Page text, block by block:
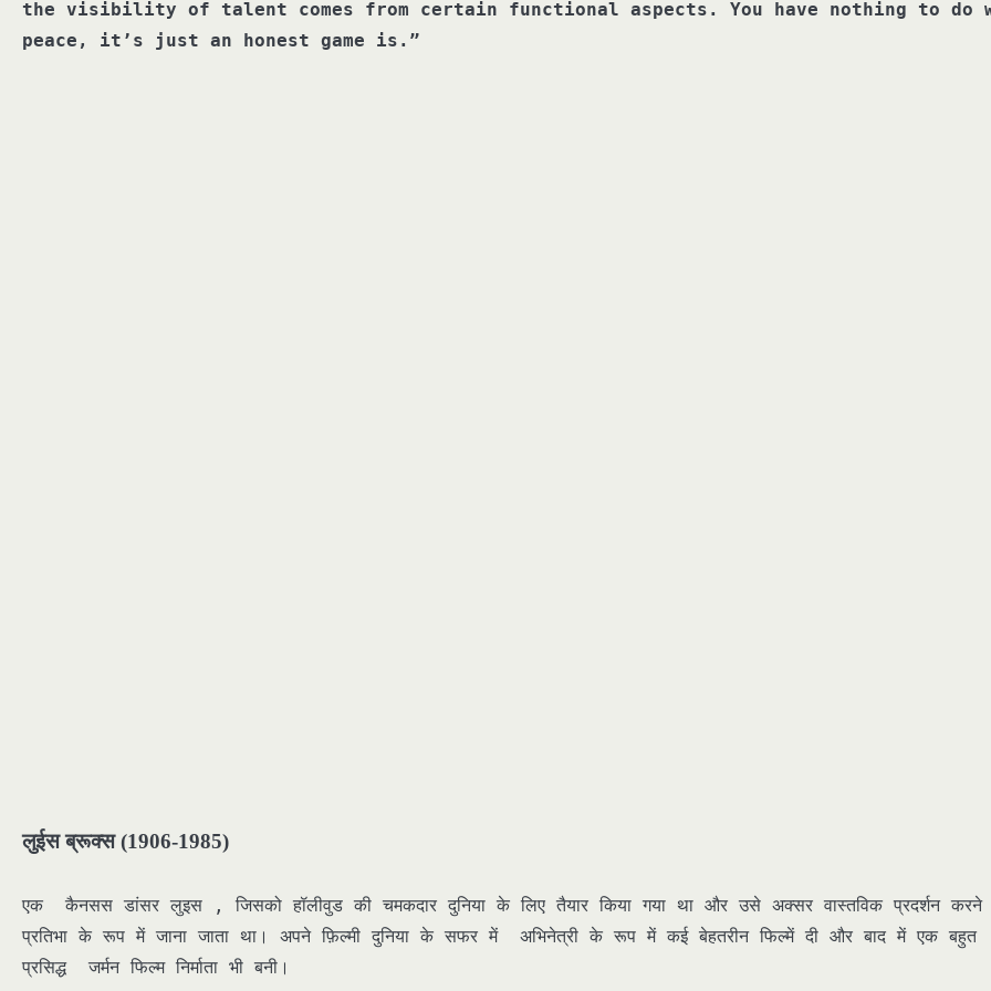
the visibility of talent comes from certain functional aspects. You have nothing to do
peace, it’s just an honest game is.”
लुईस ब्रूक्स (1906-1985)
एक कैनसस डांसर लुइस , जिसको हॉलीवुड की चमकदार दुनिया के लिए तैयार किया गया था और उसे अक्सर वास्तविक प्रदर्शन करने
प्रतिभा के रूप में जाना जाता था। अपने फ़िल्मी दुनिया के सफर में अभिनेत्री के रूप में कई बेहतरीन फिल्में दी और बाद में एक बहुत
प्रसिद्ध जर्मन फिल्म निर्माता भी बनी।